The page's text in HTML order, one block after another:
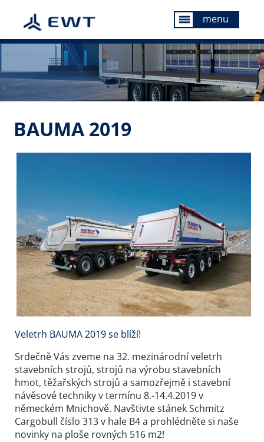
menu menu
BAUMA 2019
Veletrh BAUMA 2019 se blíží!
Srdečně Vás zveme na 32. mezinárodní veletrh
stavebních strojů, strojů na výrobu stavebních
hmot, těžařských strojů a samozřejmě i stavební
návěsové techniky v termínu 8.-14.4.2019 v
německém Mnichově. Navštivte stánek Schmitz
Cargobull číslo 313v hale B4 a prohlédněte si naše
novinky na ploše rovných 516 m2!